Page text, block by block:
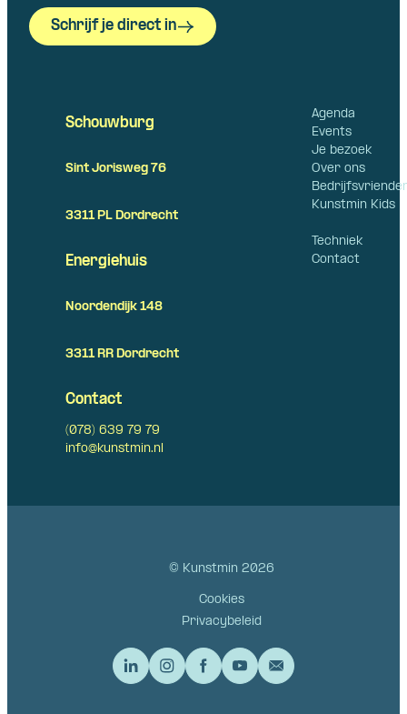
Schrijf je direct in
Agenda
Events
Je bezoek
Over ons
Kunstmin Kids
Techniek
Contact
Schouwburg
Sint Jorisweg 76
3311 PL Dordrecht
Energiehuis
Noordendijk 148
3311 RR Dordrecht
Contact
(078) 639 79 79
info@kunstmin.nl
© Kunstmin 2026
Cookies
Privacybeleid